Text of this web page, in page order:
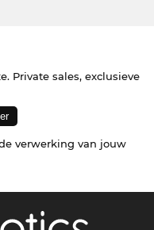
Private sales, exclusieve
verwerking van jouw